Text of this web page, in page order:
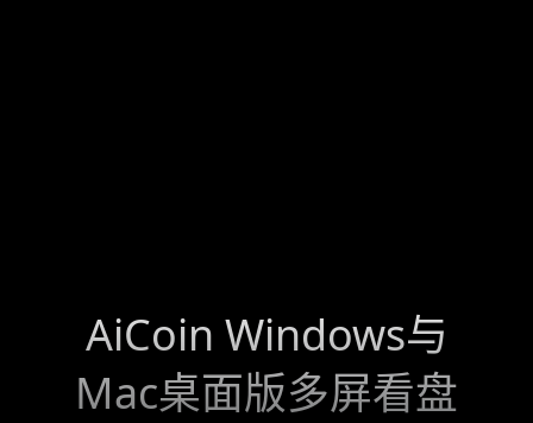
AiCoin Windows与
Mac桌面版多屏看盘